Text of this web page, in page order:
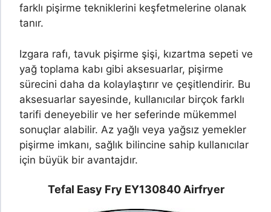
farklı pişirme tekniklerini keşfetmelerine olanak
tanır.
Izgara rafı, tavuk pişirme şişi, kızartma sepeti ve
yağ toplama kabı gibi aksesuarlar, pişirme
sürecini daha da kolaylaştırır ve çeşitlendirir. Bu
aksesuarlar sayesinde, kullanıcılar birçok farklı
tarifi deneyebilir ve her seferinde mükemmel
sonuçlar alabilir. Az yağlı veya yağsız yemekler
pişirme imkanı, sağlık bilincine sahip kullanıcılar
için büyük bir avantajdır.
Tefal Easy Fry EY130840 Airfryer